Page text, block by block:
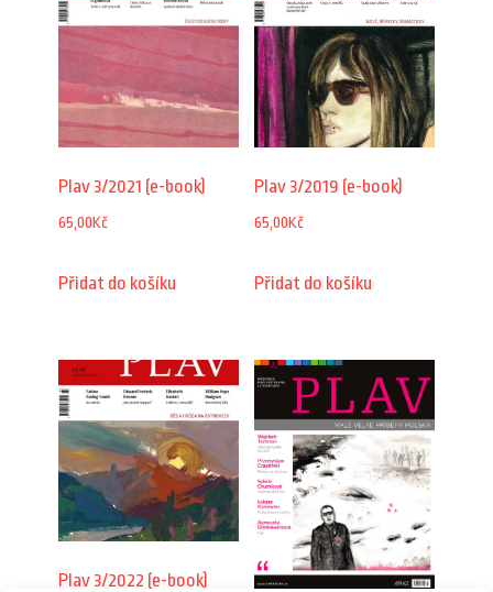
Plav 3/2021 (e-book)
65,00Kč
Přidat do košíku
Plav 3/2019 (e-book)
65,00Kč
Přidat do košíku
Plav 3/2022 (e-book)